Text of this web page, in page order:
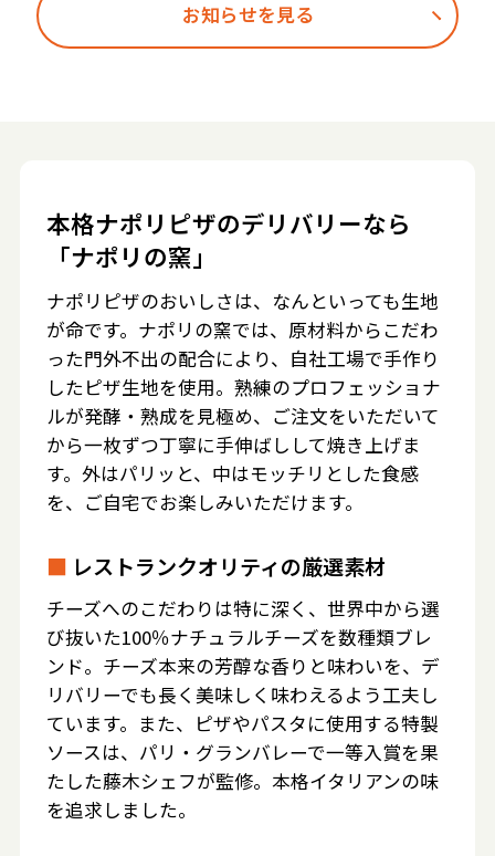
お知らせを見る
本格ナポリピザのデリバリーなら
「ナポリの窯」
ナポリピザのおいしさは、なんといっても生地
が命です。ナポリの窯では、原材料からこだわ
った門外不出の配合により、自社工場で手作り
したピザ生地を使用。熟練のプロフェッショナ
ルが発酵・熟成を見極め、ご注文をいただいて
から一枚ずつ丁寧に手伸ばしして焼き上げま
す。外はパリッと、中はモッチリとした食感
を、ご自宅でお楽しみいただけます。
■ レストランクオリティの厳選素材
チーズへのこだわりは特に深く、世界中から選
び抜いた100％ナチュラルチーズを数種類ブレ
ンド。チーズ本来の芳醇な香りと味わいを、デ
リバリーでも長く美味しく味わえるよう工夫し
ています。また、ピザやパスタに使用する特製
ソースは、パリ・グランバレーで一等入賞を果
たした藤木シェフが監修。本格イタリアンの味
を追求しました。